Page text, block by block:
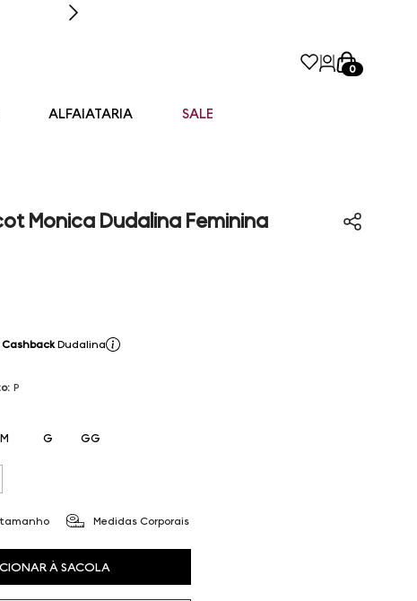
0
ALFAIATARIA SALE
Monica Dudalina Feminina
Dudalina
: P
M G GG
Medidas Corporais
À SACOLA